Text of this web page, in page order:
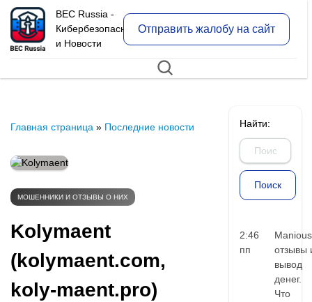
BEC Russia -
Кибербезопасность
и Новости
Отправить жалобу на сайт
Главная страница » Последние новости
МОШЕННИКИ И ОТЗЫВЫ О НИХ
Kolymaent
(kolymaent.com,
koly-maent.pro)
Найти:
2:46
пп
Manious
отзывы
вывод
денег.
Что